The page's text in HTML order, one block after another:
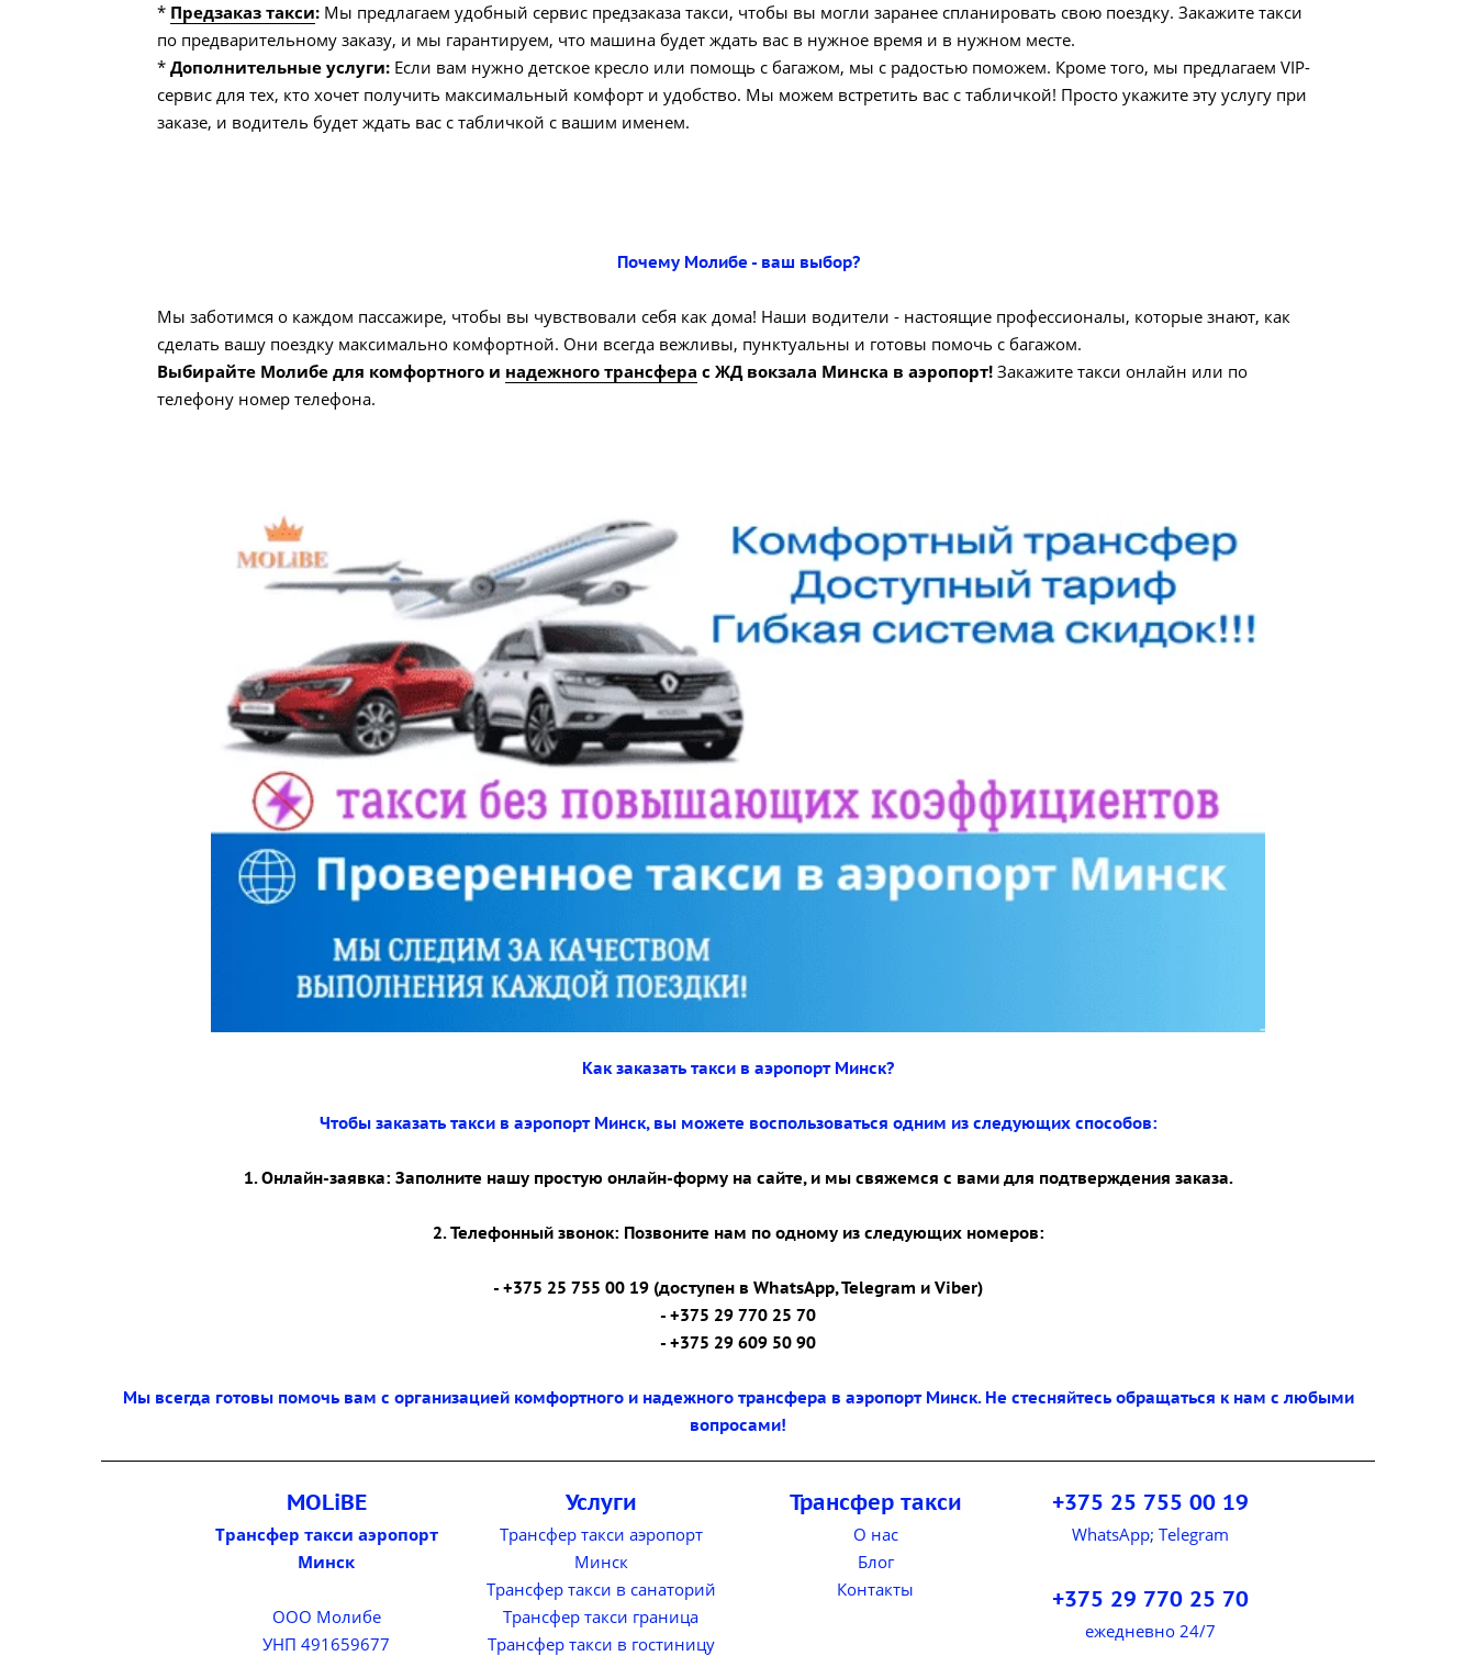
* Предзаказ такси: Мы предлагаем удобный сервис предзаказа такси, чтобы вы могли заранее спланировать свою поездку. Закажите такси
по предварительному заказу, и мы гарантируем, что машина будет ждать вас в нужное время и в нужном месте.
* Дополнительные услуги: Если вам нужно детское кресло или помощь с багажом, мы с радостью поможем. Кроме того, мы предлагаем VIP-
сервис для тех, кто хочет получить максимальный комфорт и удобство. Мы можем встретить вас с табличкой! Просто укажите эту услугу при
заказе, и водитель будет ждать вас с табличкой с вашим именем.
Почему Молибе - ваш выбор?
Мы заботимся о каждом пассажире, чтобы вы чувствовали себя как дома! Наши водители - настоящие профессионалы, которые знают, как
сделать вашу поездку максимально комфортной. Они всегда вежливы, пунктуальны и готовы помочь с багажом.
Выбирайте Молибе для комфортного и надежного трансфера с ЖД вокзала Минска в аэропорт! Закажите такси онлайн или по
телефону номер телефона.
Как заказать такси в аэропорт Минск?
Чтобы заказать такси в аэропорт Минск, вы можете воспользоваться одним из следующих способов:
1. Онлайн-заявка: Заполните нашу простую онлайн-форму на сайте, и мы свяжемся с вами для подтверждения заказа.
2. Телефонный звонок: Позвоните нам по одному из следующих номеров:
- +375 25 755 00 19 (доступен в WhatsApp, Telegram и Viber)
- +375 29 770 25 70
- +375 29 609 50 90
Мы всегда готовы помочь вам с организацией комфортного и надежного трансфера в аэропорт Минск. Не стесняйтесь обращаться к нам с любыми
вопросами!
MOLiBE
Трансфер такси аэропорт
Минск
ООО Молибе
УНП 491659677
Услуги
Трансфер такси аэропорт
Минск
Трансфер такси в санаторий
Трансфер такси граница
Трансфер такси в гостиницу
Трансфер такси
О нас
Блог
Контакты
+375 25 755 00 19
WhatsApp; Telegram
+375 29 770 25 70
ежедневно 24/7